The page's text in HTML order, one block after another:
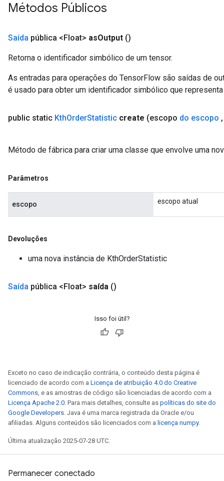
Métodos Públicos
Saída pública <Float> asOutput ()
Retorna o identificador simbólico de um tensor.
As entradas para operações do TensorFlow são saídas de
é usado para obter um identificador simbólico que
public static KthOrderStatistic create (escopo do escopo ,
Método de fábrica para criar uma classe que envolve uma
Parâmetros
escopo escopo atual
Devoluções
uma nova instância de KthOrderStatistic
Saída pública <Float> saída ()
Isso foi útil?
Exceto no caso de indicação contrária, o conteúdo desta página é
licenciado de acordo com a Licença de atribuição 4.0 do Creative
Commons, e as amostras de código são licenciadas de acordo com a
Licença Apache 2.0. Para mais detalhes, consulte as políticas do site do
Google Developers. Java é uma marca registrada da Oracle e/ou
afiliadas. Alguns conteúdos são licenciados com a licença numpy.
Última atualização 2025-07-28 UTC.
Permanecer conectado